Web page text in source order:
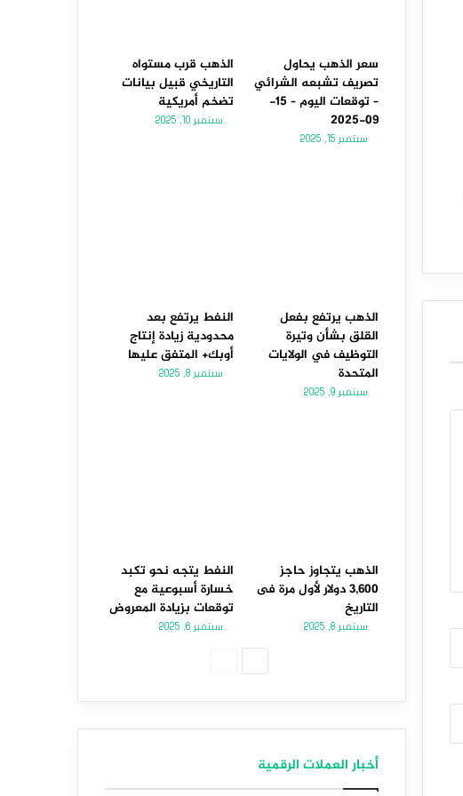
سعر الذهب يحاول
تصريف تشبعه الشرائي
– توقعات اليوم – 15-
09-2025
سبتمبر 15, 2025
الذهب قرب مستواه
التاريخي قبيل بيانات
تضخم أمريكية
سبتمبر 10, 2025
الذهب يرتفع بفعل
القلق بشأن وتيرة
التوظيف في الولايات
المتحدة
سبتمبر 9, 2025
النفط يرتفع بعد
محدودية زيادة إنتاج
أوبك+ المتفق عليها
سبتمبر 8, 2025
الذهب يتجاوز حاجز
3,600 دولار لأول مرة فى
التاريخ
سبتمبر 8, 2025
النفط يتجه نحو تكبد
خسارة أسبوعية مع
توقعات بزيادة المعروض
سبتمبر 6, 2025
أخبار العملات الرقمية